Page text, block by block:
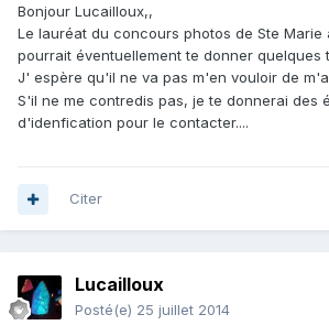
Bonjour Lucailloux,,
Le lauréat du concours photos de Ste Marie
pourrait éventuellement te donner quelques
J' espère qu'il ne va pas m'en vouloir de
S'il ne me contredis pas, je te donnerai des
d'idenfication pour le contacter....
Citer
Lucailloux
Posté(e) 25 juillet 2014